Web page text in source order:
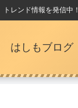
トレンド情報を発信中！
はしもブログ